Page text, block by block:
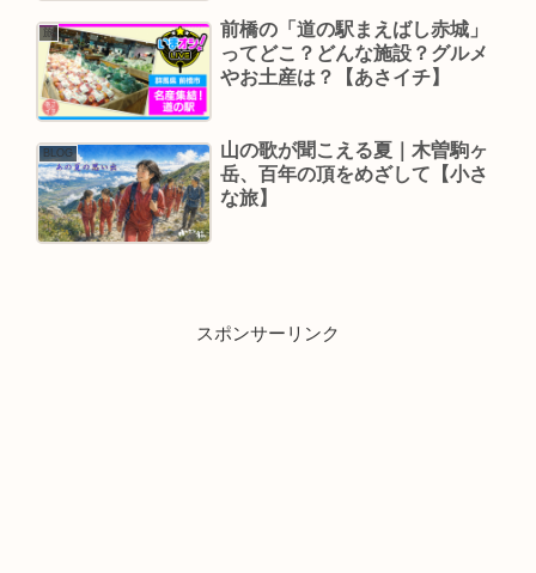
旅
前橋の「道の駅まえばし赤城」
ってどこ？どんな施設？グルメ
やお土産は？【あさイチ】
BLOG
山の歌が聞こえる夏｜木曽駒ヶ
岳、百年の頂をめざして【小さ
な旅】
スポンサーリンク